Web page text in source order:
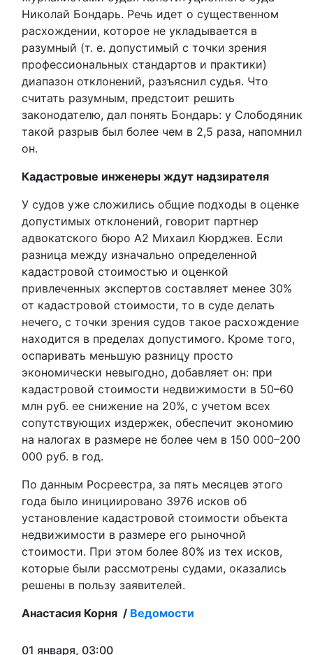
Николай Бондарь. Речь идет о существенном
расхождении, которое не укладывается в
разумный (т. е. допустимый с точки зрения
профессиональных стандартов и практики)
диапазон отклонений, разъяснил судья. Что
считать разумным, предстоит решить
законодателю, дал понять Бондарь: у Слободяник
такой разрыв был более чем в 2,5 раза, напомнил
он.
Кадастровые инженеры ждут надзирателя
У судов уже сложились общие подходы в оценке
допустимых отклонений, говорит партнер
адвокатского бюро А2 Михаил Кюрджев. Если
разница между изначально определенной
кадастровой стоимостью и оценкой
привлеченных экспертов составляет менее 30%
от кадастровой стоимости, то в суде делать
нечего, с точки зрения судов такое расхождение
находится в пределах допустимого. Кроме того,
оспаривать меньшую разницу просто
экономически невыгодно, добавляет он: при
кадастровой стоимости недвижимости в 50–60
млн руб. ее снижение на 20%, с учетом всех
сопутствующих издержек, обеспечит экономию
на налогах в размере не более чем в 150 000–200
000 руб. в год.
По данным Росреестра, за пять месяцев этого
года было инициировано 3976 исков об
установление кадастровой стоимости объекта
недвижимости в размере его рыночной
стоимости. При этом более 80% из тех исков,
которые были рассмотрены судами, оказались
решены в пользу заявителей.
Анастасия Корня / Ведомости
01 января, 03:00